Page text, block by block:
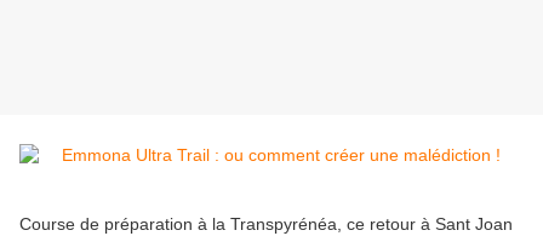
Course de préparation à la Transpyrénéa, ce retour à Sant Joan